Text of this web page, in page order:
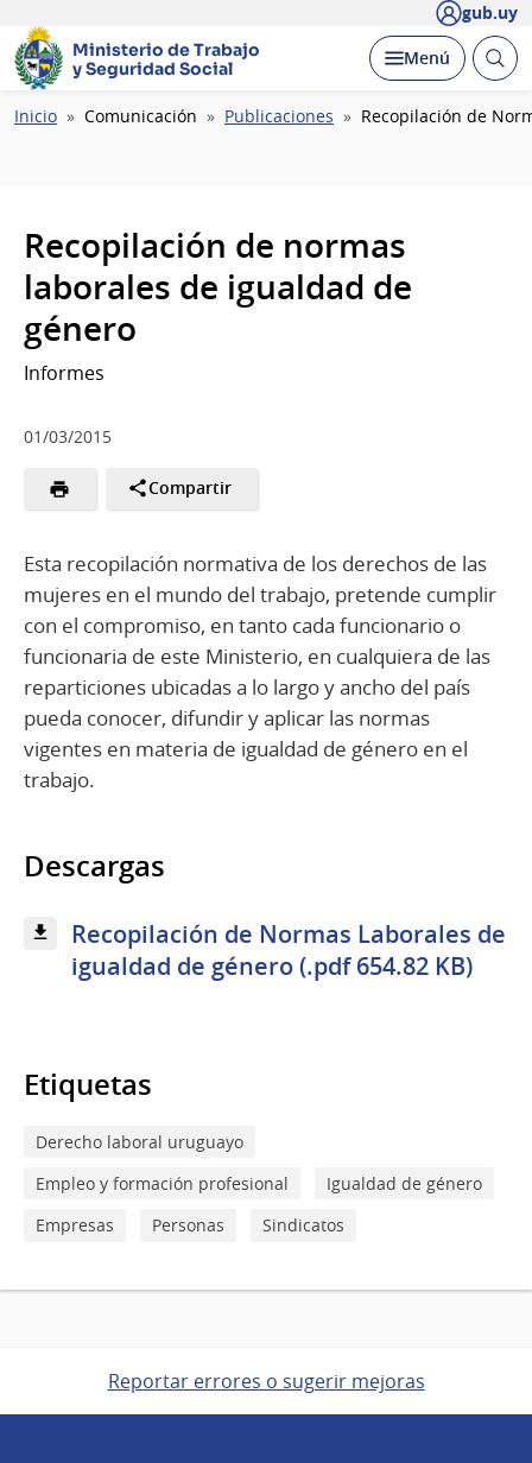
gub.uy
Ministerio de Trabajo
y Seguridad Social
Desplegar
Menú Abrir
Ruta
Inicio Comunicación Publicaciones Recopilación de
Recopilación de normas
laborales de igualdad de
género
Informes
01/03/2015
Compartir
Esta recopilación normativa de los derechos de las
mujeres en el mundo del trabajo, pretende cumplir
con el compromiso, en tanto cada funcionario o
funcionaria de este Ministerio, en cualquiera de las
reparticiones ubicadas a lo largo y ancho del país
pueda conocer, difundir y aplicar las normas
vigentes en materia de igualdad de género en el
trabajo.
Descargas
Recopilación de Normas Laborales de
igualdad de género (.pdf 654.82 KB)
Etiquetas
Derecho laboral uruguayo
Empleo y formación profesional
Igualdad de género
Empresas
Personas Sindicatos
Reportar errores o sugerir mejoras